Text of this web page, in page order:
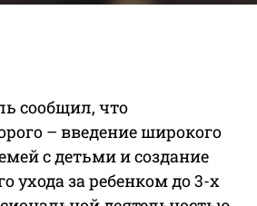
сообщил, что
– введение широкого
с детьми и создание
ухода за ребенком до 3-х